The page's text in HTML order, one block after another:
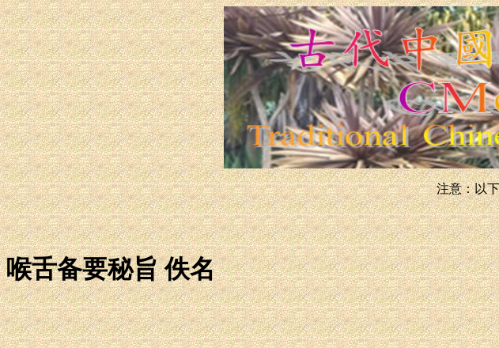
注意：以
喉舌备要秘旨 佚名